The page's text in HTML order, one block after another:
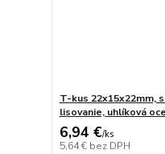
T-kus 22x15x22mm,
lisovanie, uhlíková
6,94 €/ks
5,64 € bez DPH